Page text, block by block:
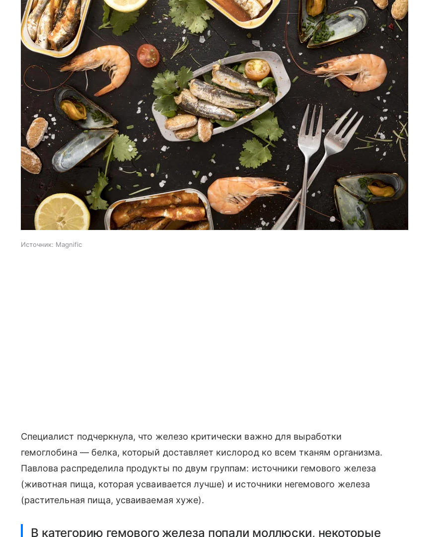
Источник: Magnific
Специалист подчеркнула, что железо критически важно для выработки
гемоглобина — белка, который доставляет кислород ко всем тканям организма.
Павлова распределила продукты по двум группам: источники гемового железа
(животная пища, которая усваивается лучше) и источники негемового железа
(растительная пища, усваиваемая хуже).
В категорию гемового железа попали моллюски, некоторые